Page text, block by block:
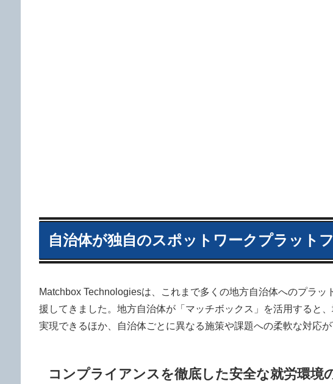
自治体が独自のスポットワークプラット
Matchbox Technologiesは、これまで多くの地方自治体へのプラ
援してきました。地方自治体が「マッチボックス」を活用すると
実現できるほか、自治体ごとに異なる施策や課題への柔軟な対応が
コンプライアンスを徹底した安全な就労環境